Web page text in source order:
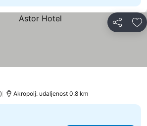
Deli
Akropolj: udaljenost 0.8 km